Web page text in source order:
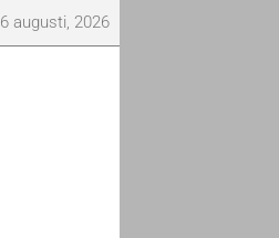
6 augusti, 2026